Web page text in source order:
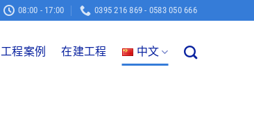
08:00 - 17:00 0395 216 869 - 0583 050 666
工程案例 在建工程 中文